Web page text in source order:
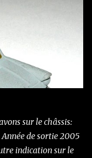
sur le châssis:
de sortie 2005
indication sur le